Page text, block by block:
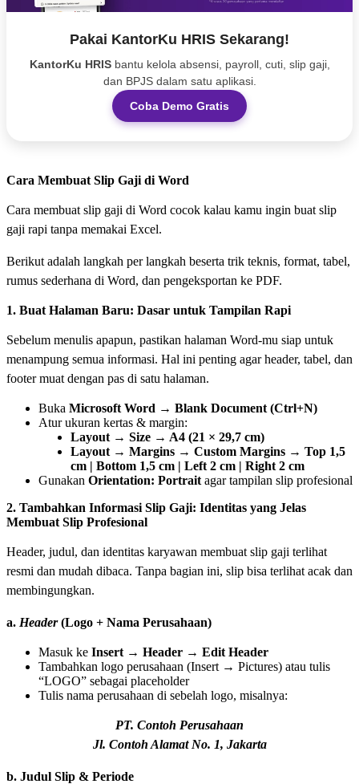
Pakai KantorKu HRIS Sekarang!
KantorKu HRISbantu kelola absensi, payroll, cuti, slip gaji,
dan BPJS dalam satu aplikasi.
Coba Demo Gratis
Cara Membuat Slip Gaji di Word
Cara membuat slip gaji di Word cocok kalau kamu ingin buat slip
gaji rapi tanpa memakai Excel.
Berikut adalah langkah per langkah beserta trik teknis, format, tabel,
rumus sederhana di Word, dan pengeksportan ke PDF.
1. Buat Halaman Baru: Dasar untuk Tampilan Rapi
Sebelum menulis apapun, pastikan halaman Word-mu siap untuk
menampung semua informasi. Hal ini penting agar header, tabel, dan
footer muat dengan pas di satu halaman.
Buka Microsoft Word → Blank Document (Ctrl+N)
Atur ukuran kertas & margin:
Layout → Size → A4 (21 × 29,7 cm)
Layout → Margins → Custom Margins → Top 1,5
cm | Bottom 1,5 cm | Left 2 cm | Right 2 cm
Gunakan Orientation: Portrait agar tampilan slip profesional
2. Tambahkan Informasi Slip Gaji: Identitas yang Jelas
Membuat Slip Profesional
Header, judul, dan identitas karyawan membuat slip gaji terlihat
resmi dan mudah dibaca. Tanpa bagian ini, slip bisa terlihat acak dan
membingungkan.
a. Header(Logo + Nama Perusahaan)
Masuk ke Insert → Header → Edit Header
Tambahkan logo perusahaan (Insert → Pictures) atau tulis
“LOGO” sebagai placeholder
Tulis nama perusahaan di sebelah logo, misalnya:
PT. Contoh Perusahaan
Jl. Contoh Alamat No. 1, Jakarta
b. Judul Slip & Periode